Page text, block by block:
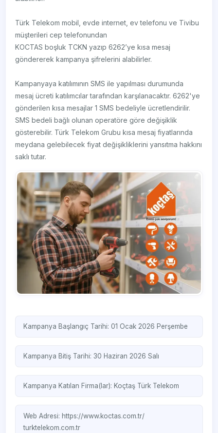
Türk Telekom mobil, evde internet, ev telefonu ve Tivibu
müşterileri cep telefonundan
KOCTAS boşluk TCKN yazıp 6262’ye kısa mesaj
göndererek kampanya şifrelerini alabilirler.
Kampanyaya katılımının SMS ile yapılması durumunda
mesaj ücreti katılımcılar tarafından karşılanacaktır. 6262'ye
gönderilen kısa mesajlar 1 SMS bedeliyle ücretlendirilir.
SMS bedeli bağlı olunan operatöre göre değişiklik
gösterebilir. Türk Telekom Grubu kısa mesaj fiyatlarında
meydana gelebilecek fiyat değişikliklerini yansıtma hakkını
saklı tutar.
Kampanya Başlangıç Tarihi: 01 Ocak 2026 Perşembe
Kampanya Bitiş Tarihi: 30 Haziran 2026 Salı
Kampanya Katılan Firma(lar): Koçtaş Türk Telekom
Web Adresi: https://www.koctas.com.tr/
turktelekom.com.tr